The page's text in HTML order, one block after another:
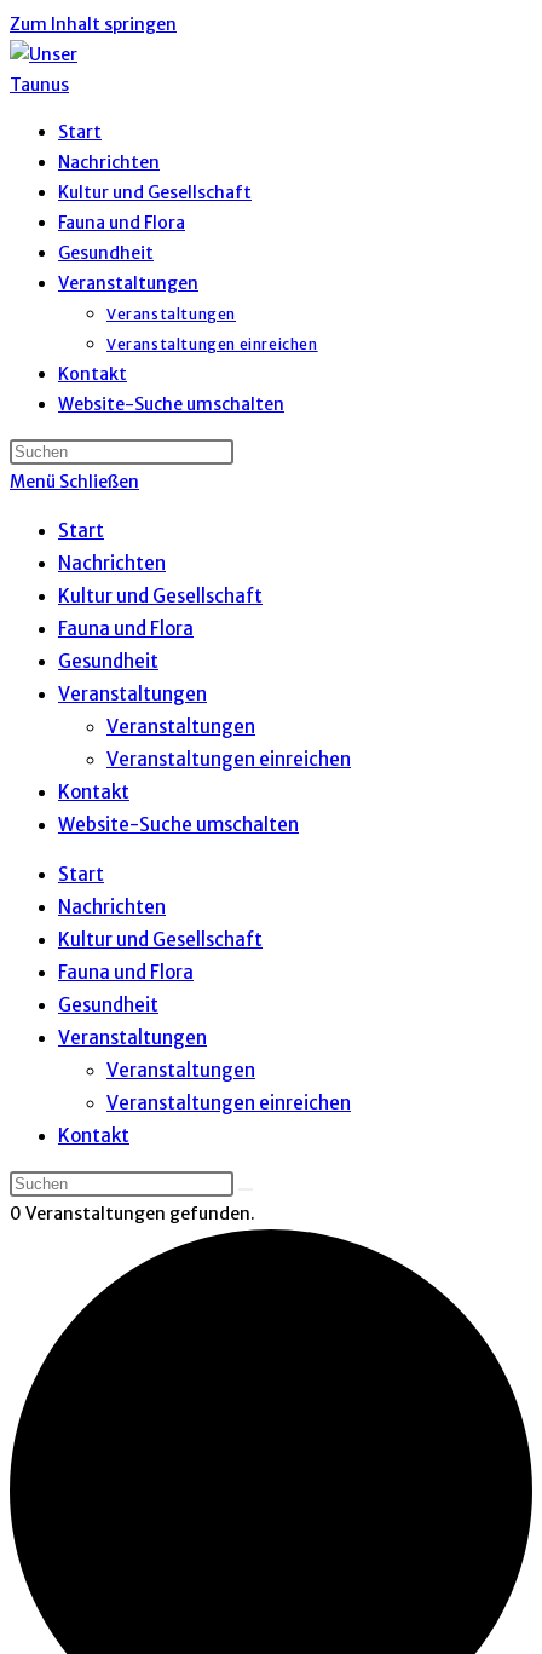
Zum Inhalt springen
Start
Nachrichten
Kultur und Gesellschaft
Fauna und Flora
Gesundheit
Veranstaltungen
Veranstaltungen
Veranstaltungen einreichen
Kontakt
Website-Suche umschalten
Menü Schließen
Start
Nachrichten
Kultur und Gesellschaft
Fauna und Flora
Gesundheit
Veranstaltungen
Veranstaltungen
Veranstaltungen einreichen
Kontakt
Website-Suche umschalten
Start
Nachrichten
Kultur und Gesellschaft
Fauna und Flora
Gesundheit
Veranstaltungen
Veranstaltungen
Veranstaltungen einreichen
Kontakt
0 Veranstaltungen gefunden.